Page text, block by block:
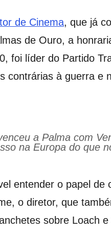
de Cinema, que já
de Ouro, a
foi líder do Partido
contrárias à guerra e
a Palma com
na Europa do que
entender o papel
o diretor, que
sobre Loach